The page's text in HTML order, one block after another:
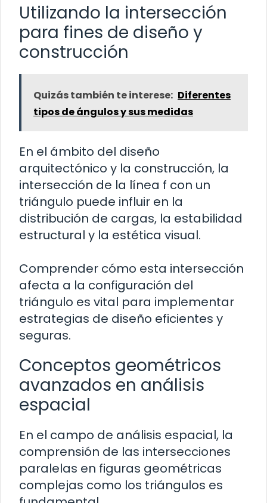
Utilizando la intersección
para fines de diseño y
construcción
Quizás también te interese: Diferentes
tipos de ángulos y sus medidas
En el ámbito del diseño
arquitectónico y la construcción, la
intersección de la línea f con un
triángulo puede influir en la
distribución de cargas, la estabilidad
estructural y la estética visual.
Comprender cómo esta intersección
afecta a la configuración del
triángulo es vital para implementar
estrategias de diseño eficientes y
seguras.
Conceptos geométricos
avanzados en análisis
espacial
En el campo de análisis espacial, la
comprensión de las intersecciones
paralelas en figuras geométricas
complejas como los triángulos es